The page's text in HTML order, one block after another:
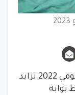
استعلام عن تكافل وكرامة بالرقم القومي 2022 تزايد
بوابة